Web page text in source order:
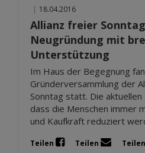
| 18.04.2016
Allianz freier
Neugründung mit
Unterstützung
Im Haus der Begegnung
Gründerversammlung der
Sonntag statt. Die
dass die Menschen immer
und Kaufkraft reduziert
Teilen Teilen Teilen